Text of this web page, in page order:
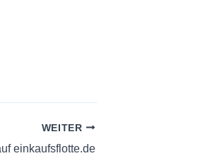
WEITER
einkaufsflotte.de